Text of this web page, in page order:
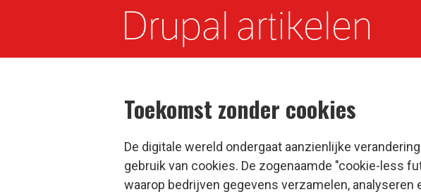
Drupal artikelen
Toekomst zonder cookies
De digitale wereld ondergaat aanzienlijke
gebruik van cookies. De zogenaamde "cookie-less
waarop bedrijven gegevens verzamelen, analyseren